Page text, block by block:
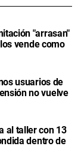
"arrasan"
vende como
usuarios de
no vuelve
al taller con 13
dentro de